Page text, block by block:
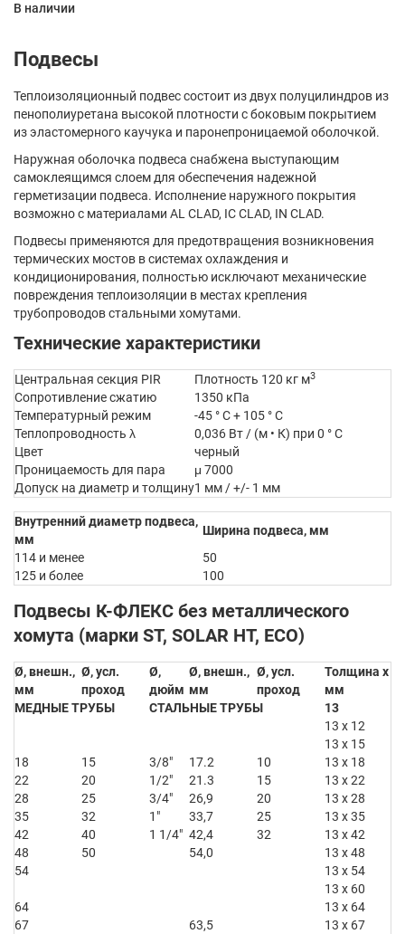
В наличии
Подвесы
Теплоизоляционный подвес состоит из двух полуцилиндров из
пенополиуретана высокой плотности с боковым покрытием
из эластомерного каучука и паронепроницаемой оболочкой.
Наружная оболочка подвеса снабжена выступающим
самоклеящимся слоем для обеспечения надежной
герметизации подвеса. Исполнение наружного покрытия
возможно с материалами AL CLAD, IC CLAD, IN CLAD.
Подвесы применяются для предотвращения возникновения
термических мостов в системах охлаждения и
кондиционирования, полностью исключают механические
повреждения теплоизоляции в местах крепления
трубопроводов стальными хомутами.
Технические характеристики
Центральная секция PIR Плотность 120 кг м3
Сопротивление сжатию
1350 кПа
Температурный режим
-45 ° С + 105 ° С
Теплопроводность λ
0,036 Вт / (м • К) при 0 ° С
Цвет
черный
Проницаемость для пара
μ 7000
Допуск на диаметр и толщину1 мм / +/- 1 мм
Внутренний диаметр подвеса,
мм
Ширина подвеса, мм
114 и менее
50
125 и более
100
Подвесы К-ФЛЕКС без металлического
хомута (марки ST, SOLAR HT, ECO)
Ø, внешн.,
мм
Ø, усл.
проход
Ø,
дюйм
Ø, внешн.,
мм
Ø, усл.
проход
Толщина x Ø,
мм
МЕДНЫЕ ТРУБЫ
СТАЛЬНЫЕ ТРУБЫ
13
13 x 12
13 x 15
18
15 3/8″ 17.2 10
13 x 18
22
20 1/2″ 21.3 15
13 x 22
28
25 3/4″ 26,9 20
13 x 28
35
32 1″ 33,7 25
13 x 35
42
40 1 1/4″ 42,4 32
13 x 42
48
50 54,0
13 x 48
54
13 x 54
13 x 60
64
13 x 64
67
63,5 13 x 67